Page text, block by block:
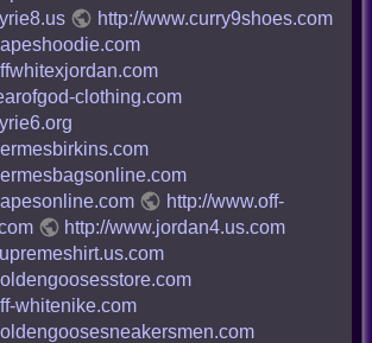
http://www.curry9shoes.com
clothing.com
http://www.off-
http://www.jordan4.us.com
whitenike.com